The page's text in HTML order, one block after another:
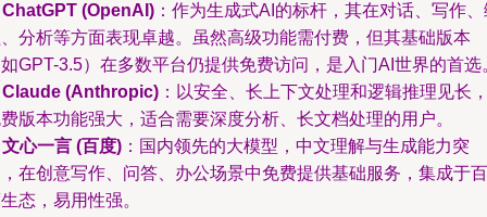
ChatGPT (OpenAI) ：作为生成式AI的标杆，其在对话、写作
分析等方面表现卓越。虽然高级功能需付费，但其基础版本
GPT-3.5）在多数平台仍提供免费访问，是入门AI世界的首选
Claude (Anthropic) ：以安全、长上下文处理和逻辑推理见长
版本功能强大，适合需要深度分析、长文档处理的用户。
文心一言 (百度) ：国内领先的大模型，中文理解与生成能力突
在创意写作、问答、办公场景中免费提供基础服务，集成于百
态，易用性强。